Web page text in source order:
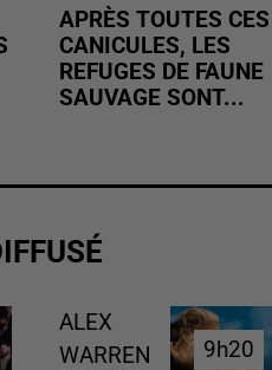
APRÈS TOUTES CES
CANICULES, LES
REFUGES DE FAUNE
SAUVAGE SONT...
ALEX
WARREN
9h20
9h20